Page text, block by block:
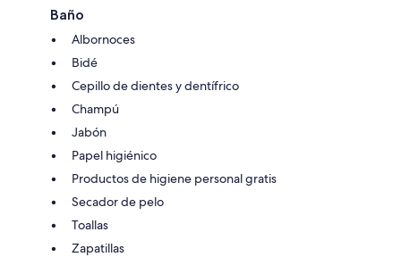
Baño
Albornoces
Bidé
Cepillo de dientes y dentífrico
Champú
Jabón
Papel higiénico
Productos de higiene personal gratis
Secador de pelo
Toallas
Zapatillas